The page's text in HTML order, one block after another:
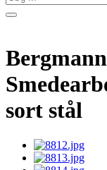
sort stål